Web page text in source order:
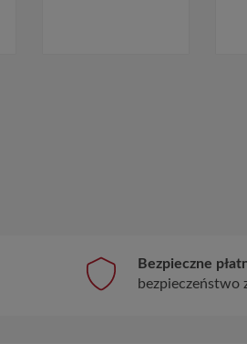
Bezpieczne
bezpieczeństwo